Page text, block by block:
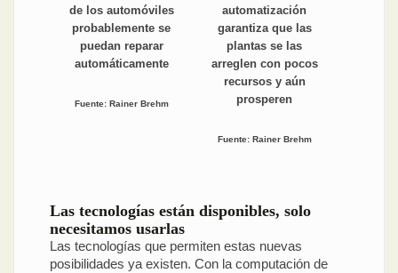
de los automóviles
probablemente se
puedan reparar
automáticamente
Fuente: Rainer Brehm
automatización
garantiza que las
plantas se las
arreglen con pocos
recursos y aún
prosperen
Fuente: Rainer Brehm
Las tecnologías están disponibles, solo
necesitamos usarlas
Las tecnologías que permiten estas nuevas
posibilidades ya existen. Con la computación de